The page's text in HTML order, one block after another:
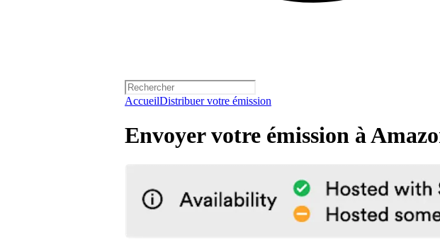
AccueilDistribuer votre émission
Envoyer votre émission à